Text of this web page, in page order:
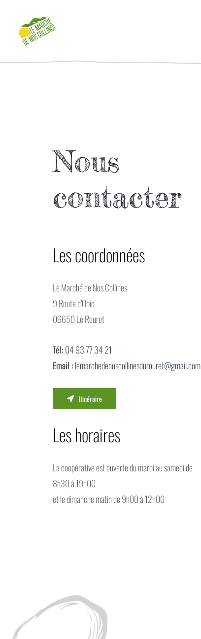
contenu
Nous
contacter
Les coordonnées
Le Marché de Nos Collines
9 Route d’Opio
06650 Le Rouret
Tél:04 93 77 34 21
Email :lemarchedenoscollinesdurouret@gmail.com
Itinéraire
Les horaires
La coopérative est ouverte du mardi au samedi de
8h30 à 19h00
et le dimanche matin de 9h00 à 12h00